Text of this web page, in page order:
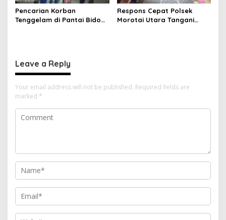
Pencarian Korban
Tenggelam di Pantai Bido
Respons Cepat Polsek
Morotai Utara Tangani
Leave a Reply
Your email address will not be published. Required fields are
marked *